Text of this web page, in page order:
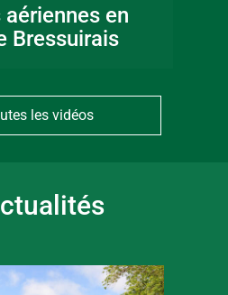
aériennes en
Bressuirais
les vidéos